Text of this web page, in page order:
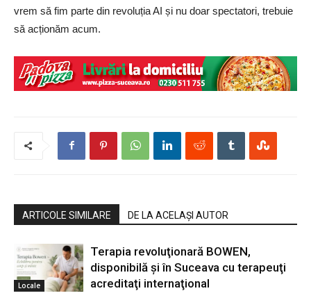
vrem să fim parte din revoluția AI și nu doar spectatori, trebuie
să acționăm acum.
ARTICOLE SIMILARE DE LA ACELAȘI AUTOR
Locale
Terapia revoluţionară BOWEN,
disponibilă şi în Suceava cu terapeuţi
acreditaţi internaţional